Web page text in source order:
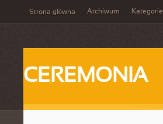
Strona główna Archiwum Kategorie
CEREMONIA